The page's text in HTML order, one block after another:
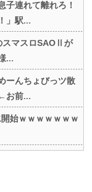
子連れて離れろ！
」駅...
スマスロSAOⅡが
...
ーんちょびっツ散
お前...
始ｗｗｗｗｗｗｗ